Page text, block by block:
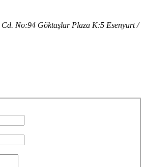
No:94 Göktaşlar Plaza K:5 Esenyurt /